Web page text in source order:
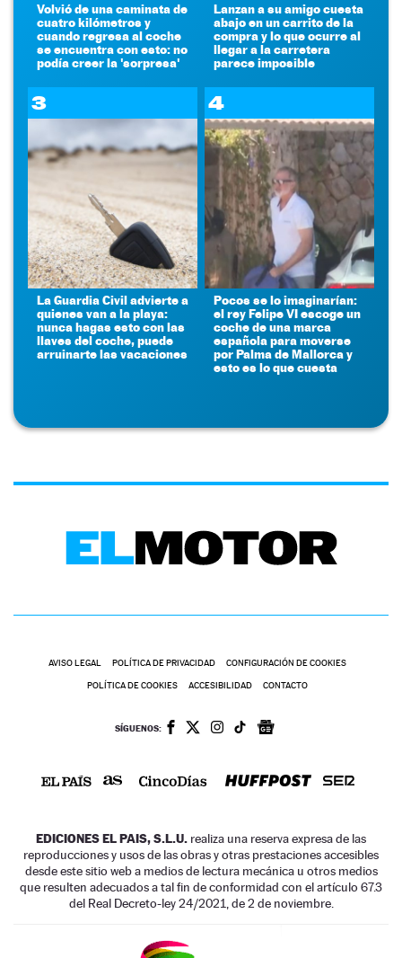
Volvió de una caminata de
cuatro kilómetros y
cuando regresa al coche
se encuentra con esto: no
podía creer la 'sorpresa'
Lanzan a su amigo cuesta
abajo en un carrito de la
compra y lo que ocurre al
llegar a la carretera
parece imposible
3
La Guardia Civil advierte a
quienes van a la playa:
nunca hagas esto con las
llaves del coche, puede
arruinarte las vacaciones
4
Pocos se lo imaginarían:
el rey Felipe VI escoge un
coche de una marca
española para moverse
por Palma de Mallorca y
esto es lo que cuesta
AVISO LEGAL POLÍTICA DE PRIVACIDAD CONFIGURACIÓN DE COOKIES
POLÍTICA DE COOKIES ACCESIBILIDAD CONTACTO
SÍGUENOS:
EDICIONES EL PAIS, S.L.U. realiza una reserva expresa de las
reproducciones y usos de las obras y otras prestaciones accesibles
desde este sitio web a medios de lectura mecánica u otros medios
que resulten adecuados a tal fin de conformidad con el artículo 67.3
del Real Decreto-ley 24/2021, de 2 de noviembre.